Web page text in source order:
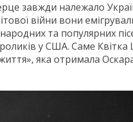
завжди належало
війни вони
та популярних
у США. Саме Квітка
яка отримала